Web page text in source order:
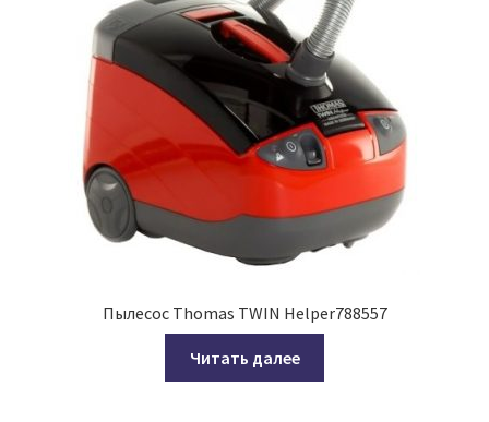
Пылесос Thomas TWIN Helper788557
Читать далее